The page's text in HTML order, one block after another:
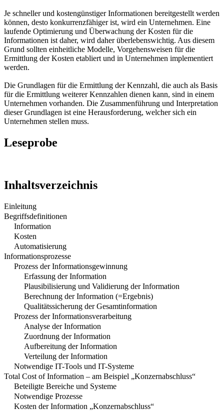
Je schneller und kostengünstiger Informationen bereitgestellt werden
können, desto konkurrenzfähiger ist, wird ein Unternehmen. Eine
laufende Optimierung und Überwachung der Kosten für die
Informationen ist daher, wird daher überlebenswichtig. Aus diesem
Grund sollten einheitliche Modelle, Vorgehensweisen für die
Ermittlung der Kosten etabliert und in Unternehmen implementiert
werden.
Die Grundlagen für die Ermittlung der Kennzahl, die auch als Basis
für die Ermittlung weiterer Kennzahlen dienen kann, sind in einem
Unternehmen vorhanden. Die Zusammenführung und Interpretation
dieser Grundlagen ist eine Herausforderung, welcher sich ein
Unternehmen stellen muss.
Leseprobe
Inhaltsverzeichnis
Einleitung
Begriffsdefinitionen
Information
Kosten
Automatisierung
Informationsprozesse
Prozess der Informationsgewinnung
Erfassung der Information
Plausibilisierung und Validierung der Information
Berechnung der Information (=Ergebnis)
Qualitätssicherung der Gesamtinformation
Prozess der Informationsverarbeitung
Analyse der Information
Zuordnung der Information
Aufbereitung der Information
Verteilung der Information
Notwendige IT-Tools und IT-Systeme
Total Cost of Information – am Beispiel „Konzernabschluss“
Beteiligte Bereiche und Systeme
Notwendige Prozesse
Kosten der Information „Konzernabschluss“